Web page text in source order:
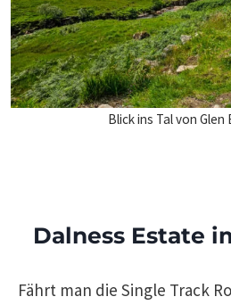
Blick ins Tal von Glen
Dalness Estate
Fährt man die Single Track